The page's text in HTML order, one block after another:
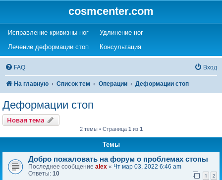
cosmcenter.com
Исправление кривизны ног(Opens a new tab)
Удлинение ног(Opens a new tab)
Лечение деформации стоп(Opens a new tab)
Консультация(Opens a new tab)
FAQ Вход
На главную Список тем Операции Деформации стоп
Деформации стоп
Новая тема
2 темы • Страница 1 из 1
Темы
Добро пожаловать на форум о проблемах стопы
Последнее сообщение alex « Чт мар 03, 2022 6:46 am
Ответы: 10 1 2